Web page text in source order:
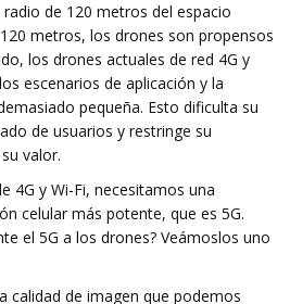
de 120 metros del espacio
metros, los drones son propensos
los drones actuales de red 4G y
escenarios de aplicación y la
pequeña. Esto dificulta su
de usuarios y restringe su
valor.
4G y Wi-Fi, necesitamos una
celular más potente, que es 5G.
el 5G a los drones? Veámoslos uno
calidad de imagen que podemos